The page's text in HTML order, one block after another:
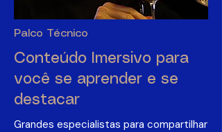
Palco Técnico
Conteúdo Imersivo para
você se aprender e se
destacar
Grandes especialistas para compartilhar